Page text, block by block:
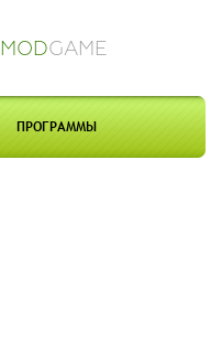
MODGAME
ПРОГРАММЫ